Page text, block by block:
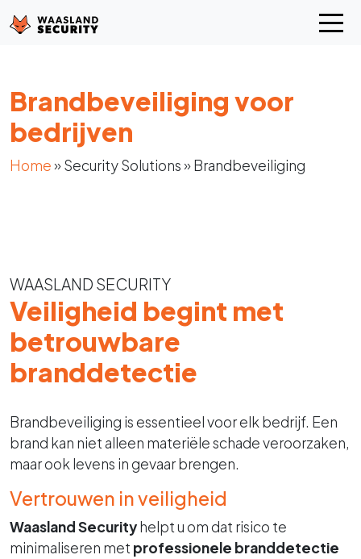
Brandbeveiliging voor
bedrijven
Home»Security Solutions»Brandbeveiliging
WAASLAND SECURITY
Veiligheid begint met
betrouwbare
branddetectie
Brandbeveiliging is essentieel voor elk bedrijf. Een
brand kan niet alleen materiële schade veroorzaken,
maar ook levens in gevaar brengen.
Vertrouwen in veiligheid
Waasland Securityhelpt u om dat risico te
minimaliseren met professionele branddetectie